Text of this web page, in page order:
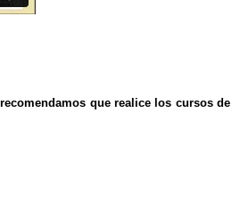
que realice los cursos de